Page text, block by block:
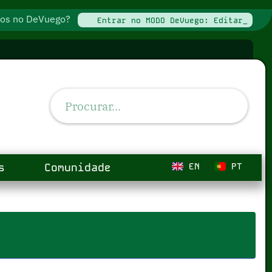
no DeVuego? Entrar no MODO DeVuego: Editar_
Comunidade PT
EN